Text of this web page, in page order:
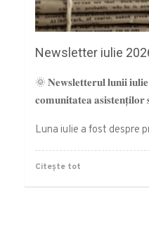
Newsletter iulie
🌞 𝐍𝐞𝐰𝐬𝐥𝐞𝐭𝐭𝐞𝐫𝐮𝐥 𝐥𝐮𝐧𝐢𝐢
𝐜𝐨𝐦𝐮𝐧𝐢𝐭𝐚𝐭𝐞𝐚 𝐚𝐬𝐢𝐬𝐭𝐞𝐧𝐭̦𝐢𝐥𝐨𝐫
Luna iulie a fost despre
Citește tot